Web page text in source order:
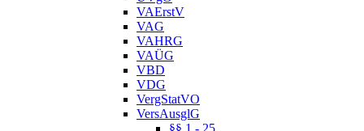
VAErstV
VAG
VAHRG
VAÜG
VBD
VDG
VergStatVO
VersAusglG
§§ 1 - 25